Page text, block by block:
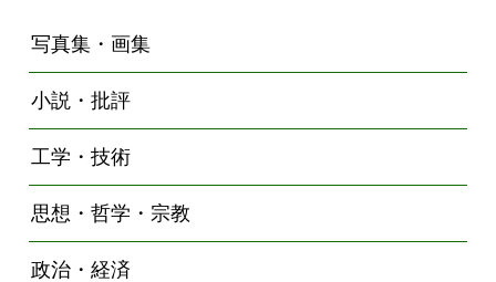
写真集・画集
小説・批評
工学・技術
思想・哲学・宗教
政治・経済